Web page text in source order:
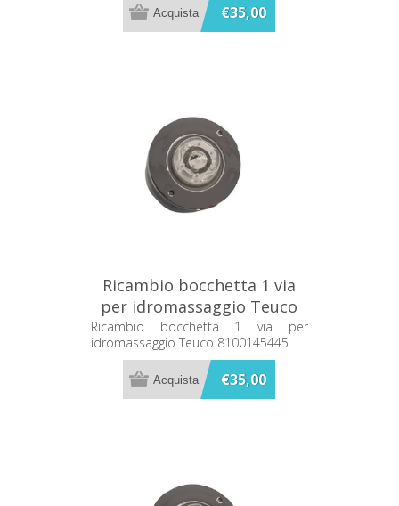
€35,00
Ricambio bocchetta 1 via
per idromassaggio Teuco
8100145445
Ricambio bocchetta 1 via per
idromassaggio Teuco 8100145445
€35,00